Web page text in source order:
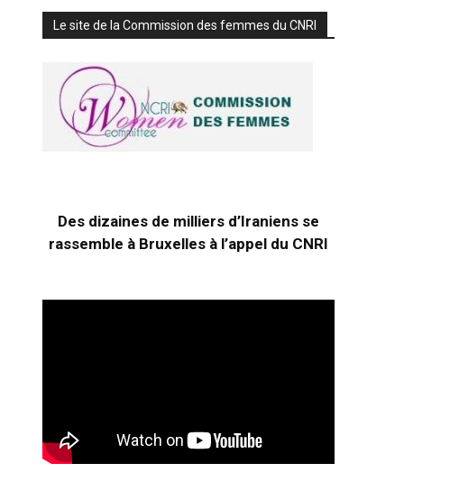
Le site de la Commission des femmes du CNRI
Des dizaines de milliers d’Iraniens se
rassemble à Bruxelles à l’appel du CNRI